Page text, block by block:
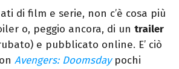
di film e serie, non c’è cosa più
o, peggio ancora, di un trailer
e pubblicato online. E’ ciò
Avengers: Doomsdaypochi